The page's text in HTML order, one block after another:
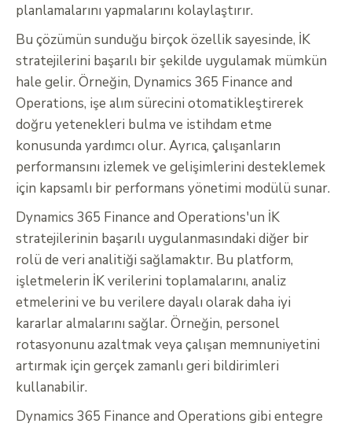
planlamalarını yapmalarını kolaylaştırır.
Bu çözümün sunduğu birçok özellik sayesinde, İK
stratejilerini başarılı bir şekilde uygulamak mümkün
hale gelir. Örneğin, Dynamics 365 Finance and
Operations, işe alım sürecini otomatikleştirerek
doğru yetenekleri bulma ve istihdam etme
konusunda yardımcı olur. Ayrıca, çalışanların
performansını izlemek ve gelişimlerini desteklemek
için kapsamlı bir performans yönetimi modülü sunar.
Dynamics 365 Finance and Operations'un İK
stratejilerinin başarılı uygulanmasındaki diğer bir
rolü de veri analitiği sağlamaktır. Bu platform,
işletmelerin İK verilerini toplamalarını, analiz
etmelerini ve bu verilere dayalı olarak daha iyi
kararlar almalarını sağlar. Örneğin, personel
rotasyonunu azaltmak veya çalışan memnuniyetini
artırmak için gerçek zamanlı geri bildirimleri
kullanabilir.
Dynamics 365 Finance and Operations gibi entegre